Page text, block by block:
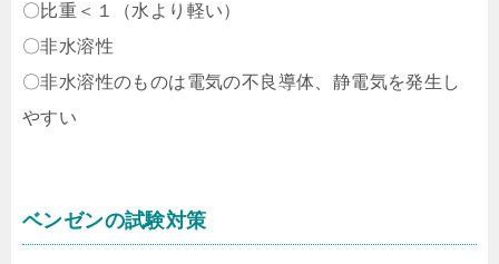
〇比重＜１（水より軽い）
〇非水溶性
〇非水溶性のものは電気の不良導体、静電気を発生し
やすい
ベンゼンの試験対策